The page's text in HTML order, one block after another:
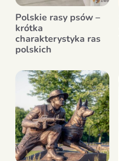
Polskie rasy psów –
krótka
charakterystyka ras
polskich